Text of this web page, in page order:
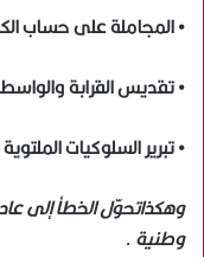
• المجاملة على حساب
• تقديس القرابة
• تبرير السلوكيات
وهكذاتحوّل الخطأ إلى
وطنية .